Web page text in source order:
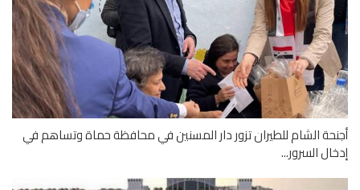
الشام للطيران تزور دار المسنين في محافظة حماة وتساهم في
السرور...